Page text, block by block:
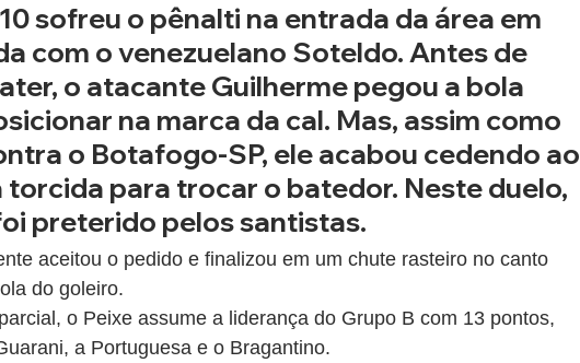
sofreu o pênalti na entrada da área em
com o venezuelano Soteldo. Antes de
o atacante Guilherme pegou a bola
na marca da cal. Mas, assim como
o Botafogo-SP, ele acabou cedendo ao
torcida para trocar o batedor. Neste duelo,
preterido pelos santistas.
aceitou o pedido e finalizou em um chute rasteiro no canto
do goleiro.
o Peixe assume a liderança do Grupo B com 13 pontos,
a Portuguesa e o Bragantino.